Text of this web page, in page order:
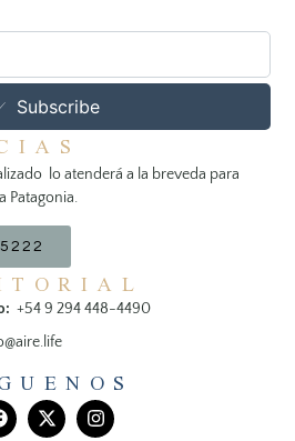
Subscribe
lo atenderá a la breveda para
Patagonia.
+54 9 294 448-4490